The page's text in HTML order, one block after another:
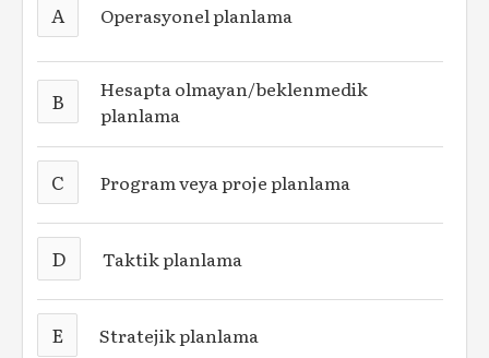
A Operasyonel planlama
B
Hesapta olmayan/beklenmedik
planlama
C Program veya proje planlama
D Taktik planlama
E Stratejik planlama